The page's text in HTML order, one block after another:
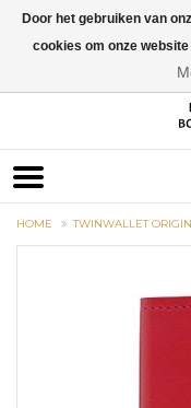
HOME TWINWALLET
Door het gebruiken van
cookies om onze